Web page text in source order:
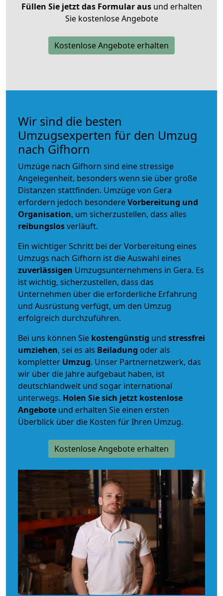
Füllen Sie jetzt das Formular ausund erhalten
Sie kostenlose Angebote
Kostenlose Angebote erhalten
Wir sind die besten
Umzugsexperten für den Umzug
nach Gifhorn
Umzüge nach Gifhorn sind eine stressige
Angelegenheit, besonders wenn sie über große
Distanzen stattfinden. Umzüge von Gera
erfordern jedoch besondereVorbereitung und
Organisation, um sicherzustellen, dass alles
reibungslosverläuft.
Ein wichtiger Schritt bei der Vorbereitung eines
Umzugs nach Gifhorn ist die Auswahl eines
zuverlässigen Umzugsunternehmens in Gera. Es
ist wichtig, sicherzustellen, dass das
Unternehmen über die erforderliche Erfahrung
und Ausrüstung verfügt, um den Umzug
erfolgreich durchzuführen.
Bei uns können Sie kostengünstig und stressfrei
umziehen, sei es als Beiladung oder als
kompletter Umzug. Unser Partnernetzwerk, das
wir über die Jahre aufgebaut haben, ist
deutschlandweit und sogar international
unterwegs. Holen Sie sich jetzt kostenlose
Angebote und erhalten Sie einen ersten
Überblick über die Kosten für Ihren Umzug.
Kostenlose Angebote erhalten